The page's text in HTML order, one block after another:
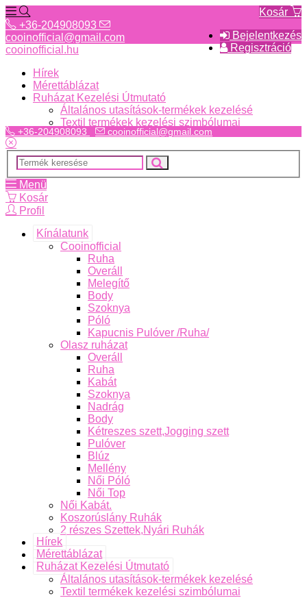
Kosár
Bejelentkezés
Regisztráció
+36-204908093
cooinofficial@gmail.com
cooinofficial.hu
Hírek
Mérettáblázat
Ruházat Kezelési Útmutató
Általános utasítások-termékek kezelésé
Textil termékek kezelési szimbólumai
+36-204908093 cooinofficial@gmail.com
Menü
Kosár
Profil
Kínálatunk
Cooinofficial
Ruha
Overáll
Melegítő
Body
Szoknya
Póló
Kapucnis Pulóver /Ruha/
Olasz ruházat
Overáll
Ruha
Kabát
Szoknya
Nadrág
Body
Kétreszes szett,Jogging szett
Pulóver
Blúz
Mellény
Női Póló
Női Top
Női Kabát.
Koszorúslány Ruhák
2 részes Szettek,Nyári Ruhák
Hírek
Mérettáblázat
Ruházat Kezelési Útmutató
Általános utasítások-termékek kezelésé
Textil termékek kezelési szimbólumai